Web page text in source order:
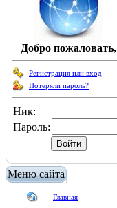
Добро пожаловать,
Регистрация или вход
Потеряли пароль?
Ник:
Пароль:
Меню сайта
Главная